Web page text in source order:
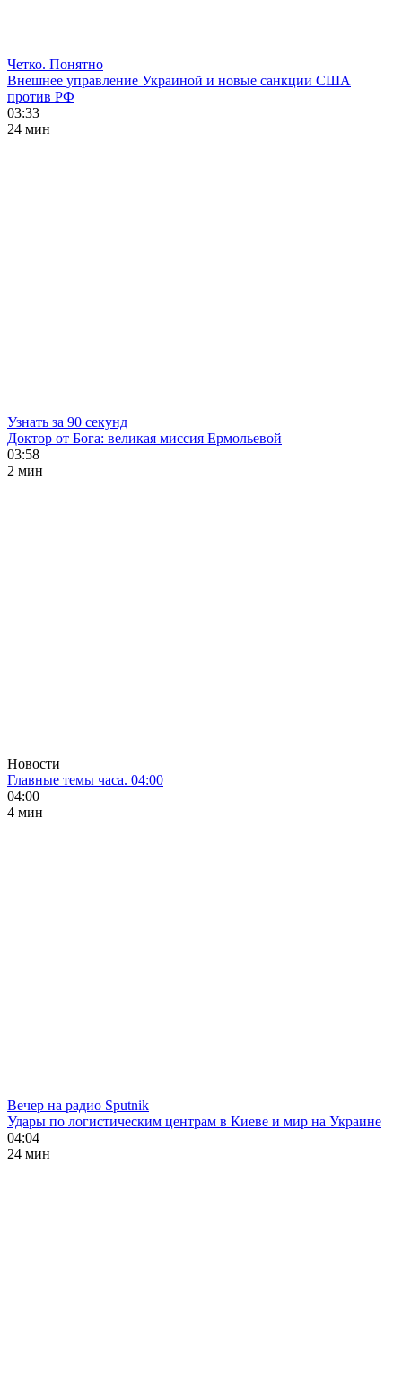
Четко. Понятно
Внешнее управление Украиной и новые санкции США
против РФ
03:33
24 мин
Узнать за 90 секунд
Доктор от Бога: великая миссия Ермольевой
03:58
2 мин
Новости
Главные темы часа. 04:00
04:00
4 мин
Вечер на радио Sputnik
Удары по логистическим центрам в Киеве и мир на Украине
04:04
24 мин